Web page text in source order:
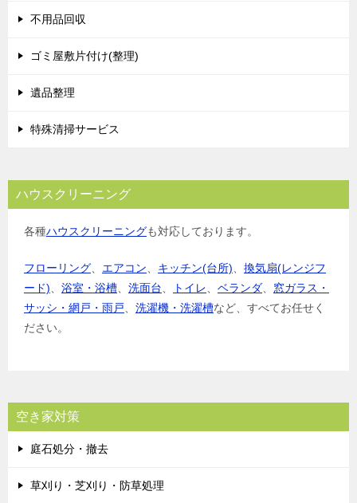
シ 不用品回収
ゴミ屋敷片付け(整理)
遺品整理
特殊清掃サービス
ハウスクリーニング
各種ハウスクリーニングも対応しております。
フローリング、 エアコン、 キッチン(台所)、 換気扇(レンジフ
ード)、 浴室・浴槽、 洗面台、 トイレ、 ベランダ、 窓ガラス・
サッシ・網戸・雨戸、 洗濯機・洗濯槽など、すべてお任せく
ださい。
空き家対策
庭石処分・撤去
草刈り・芝刈り・防草処理